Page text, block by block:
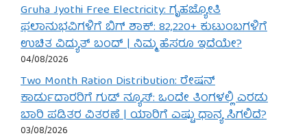
Gruha Jyothi Free Electricity: ಗೃಹಜ್ಯೋತಿ
ಫಲಾನುಭವಿಗಳಿಗೆ ಬಿಗ್ ಶಾಕ್: 82,220+ ಕುಟುಂಬಗಳಿಗೆ
ಉಚಿತ ವಿದ್ಯುತ್ ಬಂದ್ | ನಿಮ್ಮ ಹೆಸರೂ ಇದೆಯೇ?
04/08/2026
Two Month Ration Distribution: ರೇಷನ್
ಕಾರ್ಡುದಾರರಿಗೆ ಗುಡ್ ನ್ಯೂಸ್: ಒಂದೇ ತಿಂಗಳಲ್ಲಿ ಎರಡು
ಬಾರಿ ಪಡಿತರ ವಿತರಣೆ | ಯಾರಿಗೆ ಎಷ್ಟು ಧಾನ್ಯ ಸಿಗಲಿದೆ?
03/08/2026